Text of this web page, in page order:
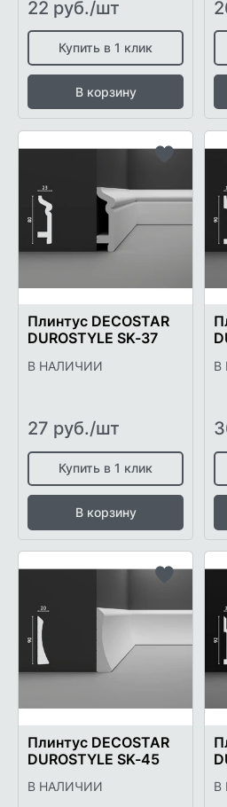
22 руб./шт
Купить в 1 клик
В корзину
список
Плинтус DECOSTAR
DUROSTYLE SK-37
В НАЛИЧИИ
27 руб./шт
Купить в 1 клик
В корзину
В
список
Плинтус DECOSTAR
DUROSTYLE SK-45
В НАЛИЧИИ В